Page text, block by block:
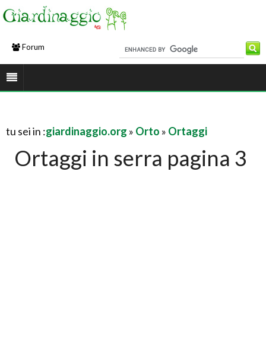
Forum
tu sei in :giardinaggio.org » Orto » Ortaggi
Ortaggi in serra pagina 3